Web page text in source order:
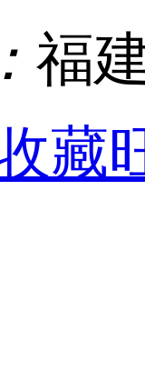
福
藏